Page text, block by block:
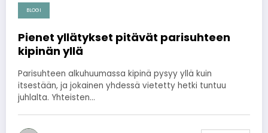
2026-07-31
BLOGI
Pienet yllätykset pitävät parisuhteen
kipinän yllä
Parisuhteen alkuhuumassa kipinä pysyy yllä kuin
itsestään, ja jokainen yhdessä vietetty hetki tuntuu
juhlalta. Yhteisten…